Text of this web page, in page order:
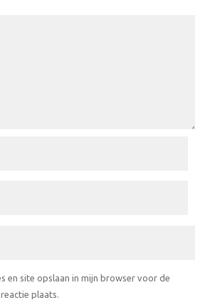
en site opslaan in mijn browser voor de
plaats.